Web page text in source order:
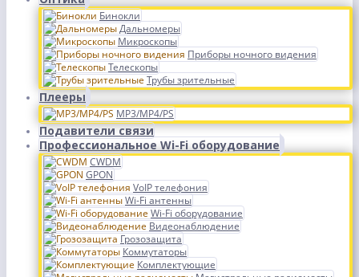
Бинокли
Дальномеры
Микроскопы
Приборы ночного видения
Телескопы
Трубы зрительные
Плееры
MP3/MP4/PS
Подавители связи
Профессиональное Wi-Fi оборудование
CWDM
GPON
VoIP телефония
Wi-Fi антенны
Wi-Fi оборудование
Видеонаблюдение
Грозозащита
Коммутаторы
Комплектующие